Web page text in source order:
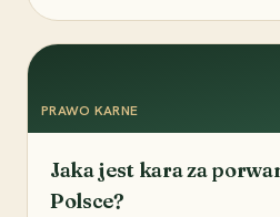
PRAWO KARNE
Jaka jest kara za
Polsce?